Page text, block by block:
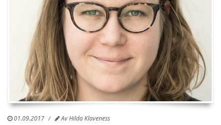
01.09.2017 AvHilda Klaveness